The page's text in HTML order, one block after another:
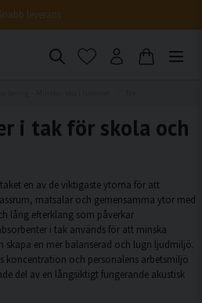
leverans
i tak för skola och
en av de viktigaste ytorna för att
matsalar och gemensamma ytor med
lång efterklang som påverkar
i tak används för att minska
en mer balanserad och lugn ljudmiljö.
koncentration och personalens arbetsmiljö
del av en långsiktigt fungerande akustisk